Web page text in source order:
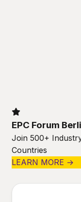
EPC Forum
Join 500+
Countries
LEARN MORE →